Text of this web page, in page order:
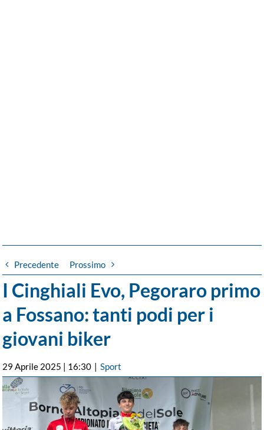
Precedente Prossimo
I Cinghiali Evo, Pegoraro primo
a Fossano: tanti podi per i
giovani biker
29 Aprile 2025 | 16:30 | Sport
Ingrandisci
immagine